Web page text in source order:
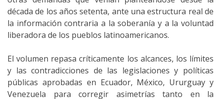
década de los años setenta, ante una estructura real de
la información contraria a la soberanía y a la voluntad
liberadora de los pueblos latinoamericanos.
El volumen repasa críticamente los alcances, los límites
y las contradicciones de las legislaciones y políticas
públicas aprobadas en Ecuador, México, Ururguay y
Venezuela para corregir asimetrías tanto en la